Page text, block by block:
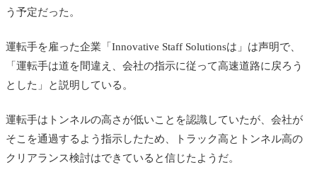
う予定だった。
運転手を雇った企業「Innovative Staff Solutionsは」は声明で、
「運転手は道を間違え、会社の指示に従って高速道路に戻ろう
とした」と説明している。
運転手はトンネルの高さが低いことを認識していたが、会社が
そこを通過するよう指示したため、トラック高とトンネル高の
クリアランス検討はできていると信じたようだ。